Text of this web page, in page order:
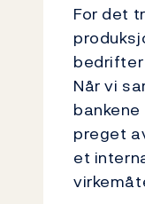
For det
bedrifter
Når vi
preget
et